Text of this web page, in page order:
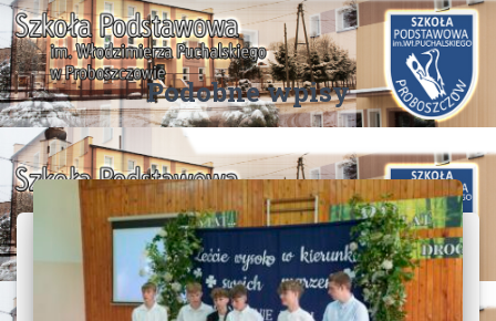
Podobne wpisy